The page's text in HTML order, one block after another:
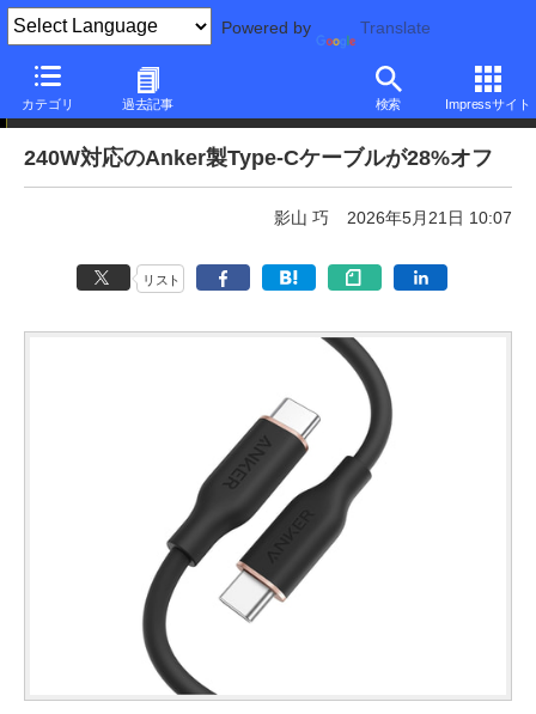
Powered by Translate
カテゴリ 過去記事 検索 Impressサイト
本日みつけたお買い得品
240W対応のAnker製Type-Cケーブルが28%オフ
影山 巧 2026年5月21日 10:07
リスト